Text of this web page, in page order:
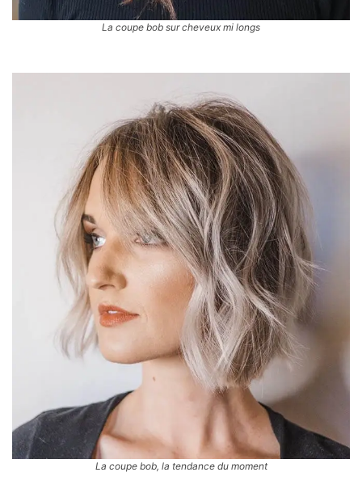
La coupe bob sur cheveux mi longs
La coupe bob, la tendance du moment